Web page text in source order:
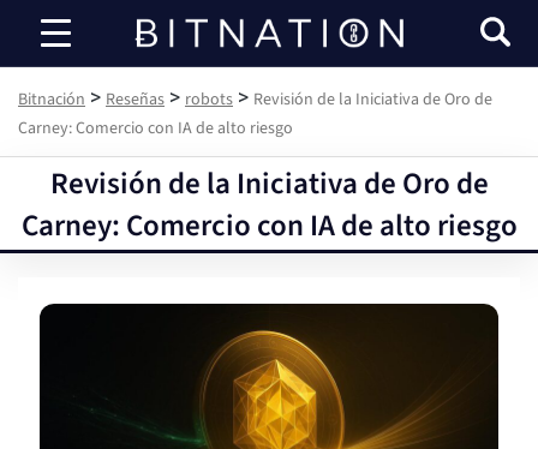
Bitnación
Bitnación > Reseñas > robots > Revisión de la Iniciativa de Oro de
Carney: Comercio con IA de alto riesgo
Revisión de la Iniciativa de Oro de
Carney: Comercio con IA de alto riesgo